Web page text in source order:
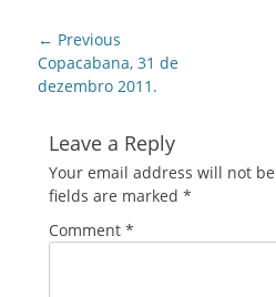
Post
navigation
← Previous
Previous
post:
Copacabana, 31 de
dezembro 2011.
Leave a Reply
Your email address will not
fields are marked *
Comment *